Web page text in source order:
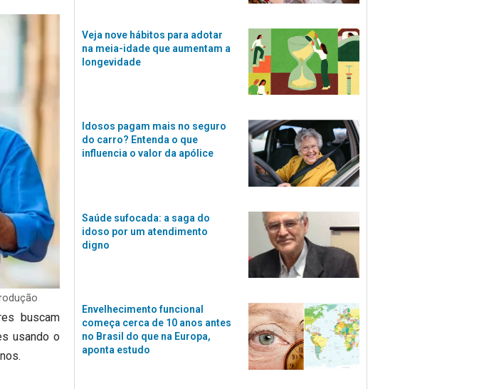
buscam
usando o
Veja nove hábitos para adotar
na meia-idade que aumentam a
longevidade
Idosos pagam mais no seguro
do carro? Entenda o que
influencia o valor da apólice
Saúde sufocada: a saga do
idoso por um atendimento
digno
Envelhecimento funcional
começa cerca de 10 anos antes
no Brasil do que na Europa,
aponta estudo